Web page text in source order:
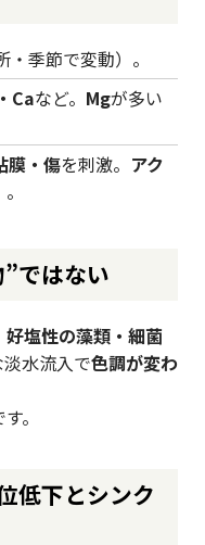
・季節で変動）。
Caなど。 Mgが多い
膜・傷を刺激。 アク
ではない
好塩性の藻類・細菌
水流入で色調が変わ
。
低下とシンク